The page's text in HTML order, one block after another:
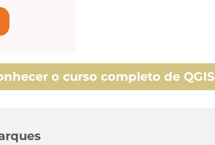
o curso completo de QGIS